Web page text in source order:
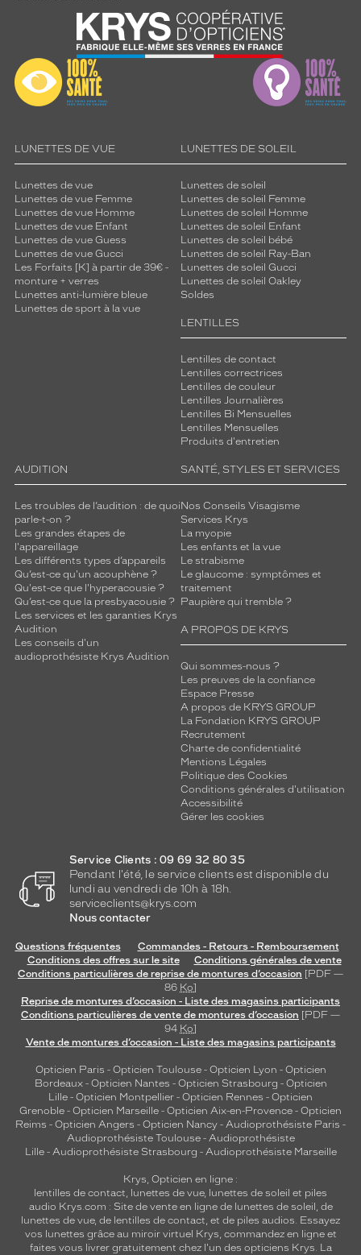
LUNETTES DE VUE
Lunettes de vue
Lunettes de vue Femme
Lunettes de vue Homme
Lunettes de vue Enfant
Lunettes de vue Guess
Lunettes de vue Gucci
Les Forfaits [K] à partir de 39€ -
monture + verres
Lunettes anti-lumière bleue
Lunettes de sport à la vue
LUNETTES DE SOLEIL
Lunettes de soleil
Lunettes de soleil Femme
Lunettes de soleil Homme
Lunettes de soleil Enfant
Lunettes de soleil bébé
Lunettes de soleil Ray-Ban
Lunettes de soleil Gucci
Lunettes de soleil Oakley
Soldes
LENTILLES
Lentilles de contact
Lentilles correctrices
Lentilles de couleur
Lentilles Journalières
Lentilles Bi Mensuelles
Lentilles Mensuelles
Produits d'entretien
AUDITION
Les troubles de l’audition : de quoi
parle-t-on ?
Les grandes étapes de
l'appareillage
Les différents types d’appareils
Qu’est-ce qu'un acouphène ?
Qu'est-ce que l'hyperacousie ?
Qu’est-ce que la presbyacousie ?
Les services et les garanties Krys
Audition
Les conseils d'un
audioprothésiste Krys Audition
SANTÉ, STYLES ET SERVICES
Nos Conseils Visagisme
Services Krys
La myopie
Les enfants et la vue
Le strabisme
Le glaucome : symptômes et
traitement
Paupière qui tremble ?
A PROPOS DE KRYS
Qui sommes-nous ?
Les preuves de la confiance
Espace Presse
A propos de KRYS GROUP
La Fondation KRYS GROUP
Recrutement
Charte de confidentialité
Mentions Légales
Politique des Cookies
Conditions générales d'utilisation
Accessibilité
Gérer les cookies
Service Clients : 09 69 32 80 35
Pendant l'été, le service clients est disponible du
lundi au vendredi de 10h à 18h.
serviceclients@krys.com
Nous contacter
Questions fréquentes
Commandes - Retours - Remboursement
Conditions des offres sur le site
Conditions générales de vente
Conditions particulières de reprise de montures d’occasion [PDF —
86 Ko]
Reprise de montures d’occasion - Liste des magasins participants
Conditions particulières de vente de montures d’occasion [PDF —
94 Ko]
Vente de montures d’occasion - Liste des magasins participants
Opticien Paris - Opticien Toulouse- Opticien Lyon - Opticien
Bordeaux- Opticien Nantes - Opticien Strasbourg - Opticien
Lille - Opticien Montpellier - Opticien Rennes - Opticien
Grenoble - Opticien Marseille - Opticien Aix-en-Provence - Opticien
Reims - Opticien Angers - Opticien Nancy - Audioprothésiste Paris -
Audioprothésiste Toulouse- Audioprothésiste
Lille- Audioprothésiste Strasbourg - Audioprothésiste Marseille
Krys, Opticien en ligne :
lentilles de contact, lunettes de vue, lunettes de soleil et piles
audio Krys.com : Site de vente en ligne de lunettes de soleil, de
lunettes de vue, de lentilles de contact, et de piles audios. Essayez
vos lunettes grâce au miroir virtuel Krys, commandez en ligne et
faites vous livrer gratuitement chez l'un des opticiens Krys. La